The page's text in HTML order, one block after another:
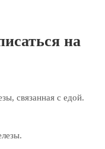
на
связанная с едой.